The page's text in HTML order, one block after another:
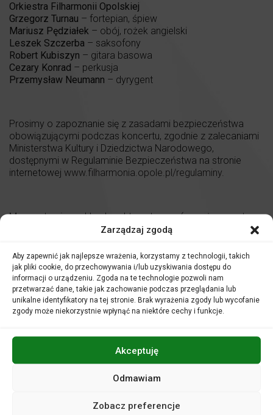
Zarządzaj zgodą
Aby zapewnić jak najlepsze wrażenia, korzystamy z technologii, takich
jak pliki cookie, do przechowywania i/lub uzyskiwania dostępu do
informacji o urządzeniu. Zgoda na te technologie pozwoli nam
przetwarzać dane, takie jak zachowanie podczas przeglądania lub
unikalne identyfikatory na tej stronie. Brak wyrażenia zgody lub wycofanie
zgody może niekorzystnie wpłynąć na niektóre cechy i funkcje.
Akceptuję
Odmawiam
Zobacz preferencje
Orkiestra Filharmonii Opolskiej
Grzegorz Turnau – fortepian, śpiew
Mariusz Pędziałek – obój, rożek angielski
Leszek Szczerba – saksofony
Robert Kubiszyn – gitara basowa
Cezary Konrad – perkusja
Przemysław Neumann – dyrygent
Prosimy o zapoznanie się z zasadami bezpieczeństwa
obowiązującymi podczas koncertu, zgodnie z zalecaniami
Ministerstwa Kultury i Dziedzictwa Narodowego,
dostępnymi w Regulaminie Bezpieczeństwa na stronie
internetowej www.filharmonia.opole.pl/regulaminy.
Marzec to niezwykle charakterystyczny (a może nawet
charakterny!) miesiąc. Z jednej strony niesie coraz śmielsze
czasem jeden mroźny dzień, by – w akompaniamencie
chłodu codzienności – popchnąć wprost w ramiona
melancholii.
Aby uniknąć tego ostatniego, zapraszamy na spotkanie ze
wspaniałym krakowskim wokalistą, kompozytorem i
towarzyszyć będą wyśmienici instrumentaliści. Obój
Pędziałka, perkusja Konrada i bas Kubiszyna to nieodzowny
koloryt muzyczny utworów, które tym razem wybrzmią w
zupełnie nowych, orkiestrowych aranżacjach. Artystom na